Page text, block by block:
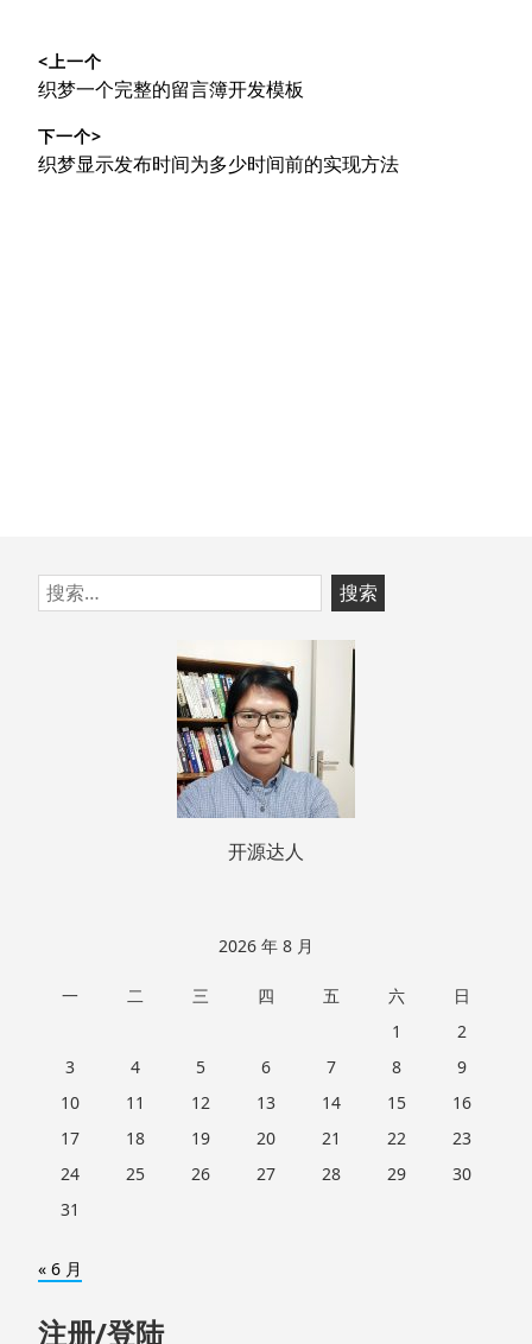
章
导
航
<上一个
上
文
章：
织梦一个完整的留言簿开发模板
下一个>
下
织梦显示发布时间为多少时间前的实现方法
跳
至
搜
索：
开源达人
2026 年 8 月
一 二 三 四 五 六
日
1
2
3
4 5 6 7 8
9
10
11 12 13 14 15
16
17
18 19 20 21 22
23
24
25 26 27 28 29
30
31
« 6 月
注册/登陆